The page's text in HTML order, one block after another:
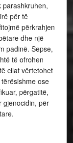
parashkruhen,
për të
përkrahjen
dhe një
padinë. Sepse,
të ofrohen
cilat vërtetohet
ose
përgatitë,
gjenocidin, për